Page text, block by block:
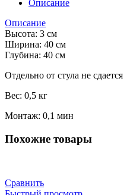
Описание
Описание
Высота: 3 см
Ширина: 40 см
Глубина: 40 см
Отдельно от стула не сдается
Вес: 0,5 кг
Монтаж: 0,1 мин
Похожие товары
Сравнить